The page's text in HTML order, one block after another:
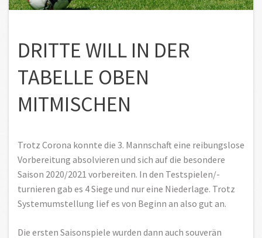
DRITTE WILL IN DER
TABELLE OBEN
MITMISCHEN
Trotz Corona konnte die 3. Mannschaft eine reibungslose
Vorbereitung absolvieren und sich auf die besondere
Saison 2020/2021 vorbereiten. In den Testspielen/-
turnieren gab es 4 Siege und nur eine Niederlage. Trotz
Systemumstellung lief es von Beginn an also gut an.
Die ersten Saisonspiele wurden dann auch souverän